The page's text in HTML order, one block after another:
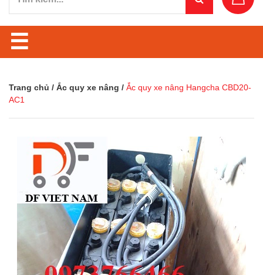
☰
Trang chủ / Ắc quy xe nâng / Ắc quy xe nâng Hangcha CBD20-
AC1